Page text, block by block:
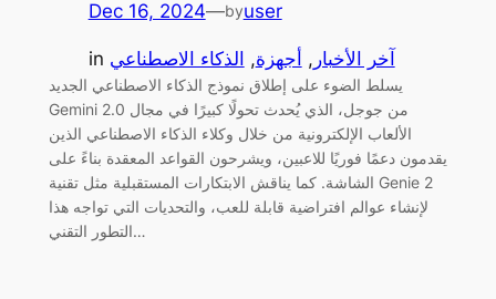
Dec 16, 2024—byuser
in آخر الأخبار , أجهزة, الذكاء الاصطناعي
يسلط الضوء على إطلاق نموذج الذكاء الاصطناعي الجديد
Gemini 2.0 من جوجل، الذي يُحدث تحولًا كبيرًا في مجال
الألعاب الإلكترونية من خلال وكلاء الذكاء الاصطناعي الذين
يقدمون دعمًا فوريًا للاعبين، ويشرحون القواعد المعقدة بناءً على
الشاشة. كما يناقش الابتكارات المستقبلية مثل تقنية Genie 2
لإنشاء عوالم افتراضية قابلة للعب، والتحديات التي تواجه هذا
التطور التقني…